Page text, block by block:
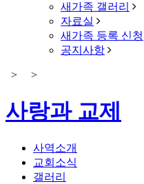
새가족 갤러리
자료실
새가족 등록 신청
공지사항
> >
사랑과 교제
사역소개
교회소식
갤러리